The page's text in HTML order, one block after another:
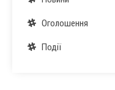
Оголошення
Події